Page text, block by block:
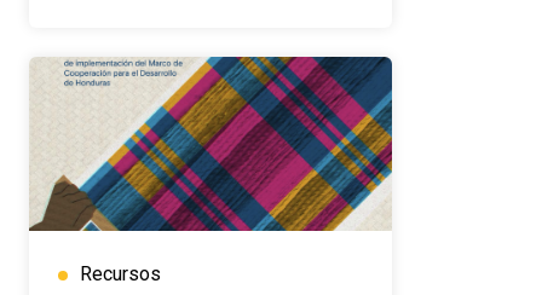
Recursos